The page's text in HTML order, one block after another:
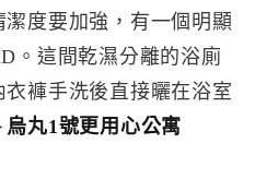
度要加強，有一個明顯
。這間乾濕分離的浴廁
褲手洗後直接曬在浴室
烏丸1號更用心公寓